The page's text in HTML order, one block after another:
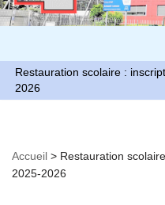
Restauration scolaire :
2026
Accueil > Restauration
2025-2026